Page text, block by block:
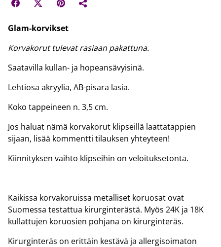
Glam-korvikset
Korvakorut tulevat rasiaan pakattuna.
Saatavilla kullan- ja hopeansävyisinä.
Lehtiosa akryylia, AB-pisara lasia.
Koko tappeineen n. 3,5 cm.
Jos haluat nämä korvakorut klipseillä laattatappien
sijaan, lisää kommentti tilauksen yhteyteen!
Kiinnityksen vaihto klipseihin on veloituksetonta.
Kaikissa korvakoruissa metalliset koruosat ovat
Suomessa testattua kirurginterästä. Myös 24K ja 18K
kullattujen koruosien pohjana on kirurginteräs.
Kirurginteräs on erittäin kestävä ja allergisoimaton